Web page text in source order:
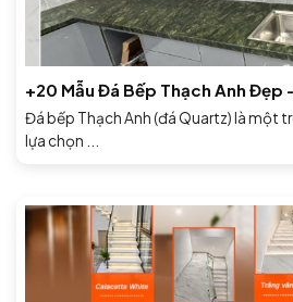
+20 Mẫu Đá Bếp Thạch Anh Đẹp
Đá bếp Thạch Anh (đá Quartz) là một
lựa chọn ...